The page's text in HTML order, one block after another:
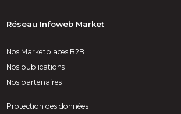
Réseau Infoweb Market
Nos Marketplaces B2B
Nos publications
Nos partenaires
Protection des données